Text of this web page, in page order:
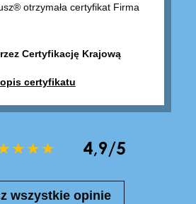
otrzymała certyfikat Firma
Certyfikację Krajową
certyfikatu
wszystkie opinie